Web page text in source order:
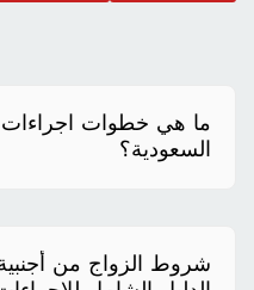
ما هي خطوات اجراءات
السعودية؟